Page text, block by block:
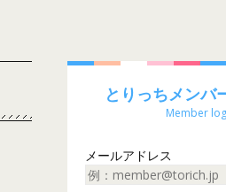
とりっちメンバ
Member
メールアドレス